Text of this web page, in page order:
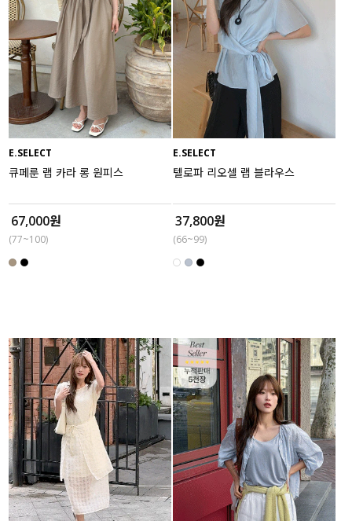
E.SELECT
큐페룬 랩 카라 롱 원피스
67,000원
(77~100)
E.SELECT
텔로파 리오셀 랩 블라우스
37,800원
(66~99)